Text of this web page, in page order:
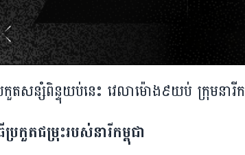
កួត​សន្សំពិន្ទុ​យប់​នេះ វេលា​ម៉ោង​៩​យប់ ក្រុម​នា
ប្រកួតជម្រុះ​របស់​នារី​កម្ពុជា​